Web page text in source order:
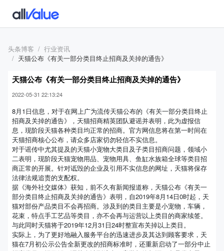
头条博客
行业资讯
天猫公布《有关一部分类目终止招商及关掉的通告》
天猫公布《有关一部分类目终止招商及关掉的通告》
2022-05-31 22:13:24
8月1日信息，对于在网上广为流传天猫公布的《有关一部分类目终止
招商及关掉的通告》，天猫招商精英团队避谣并表明，此为虚报信
息，现阶段天猫各种类目均正常的招商。官方网信息将在第一时间在
天猫招商核心公布，请众多店家切勿轻信不实信息。
对于谣传中尤其提及的天猫小宠物大类目及子类目招商问题，领域小
二表明，现阶段天猫宠物用品、宠物用具、鱼缸水族箱全球等类目招
商正常的开展。针对诋毁的企业及引用不实信息的网址，天猫将保存
法律法规追责的支配权。
据《海外社交媒体》获知，前不久有新闻报道称，天猫公布《有关一
部分类目终止招商及关掉的通告》表明，自2019年8月14日0时起，天
猫对部份产品类目不会再招商。涉及到的类目主要是小宠物，车辆，
花束，特点手工艺品等类目，亦不会再与运营以上类目的商家续签。
与此同时天猫将于2019年12月31日24时整宣布关掉以上类目。
实际上，为了更好地融入服务平台的迅速进步及其达到顾客要求，天
猫在7月初公示公告全新更改的招商标准时，还重新启动了一部分中止